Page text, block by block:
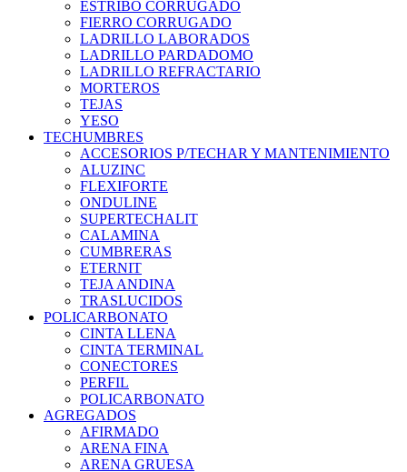
ESTRIBO CORRUGADO
FIERRO CORRUGADO
LADRILLO LABORADOS
LADRILLO PARDADOMO
LADRILLO REFRACTARIO
MORTEROS
TEJAS
YESO
TECHUMBRES
ACCESORIOS P/TECHAR Y MANTENIMIENTO
ALUZINC
FLEXIFORTE
ONDULINE
SUPERTECHALIT
CALAMINA
CUMBRERAS
ETERNIT
TEJA ANDINA
TRASLUCIDOS
POLICARBONATO
CINTA LLENA
CINTA TERMINAL
CONECTORES
PERFIL
POLICARBONATO
AGREGADOS
AFIRMADO
ARENA FINA
ARENA GRUESA